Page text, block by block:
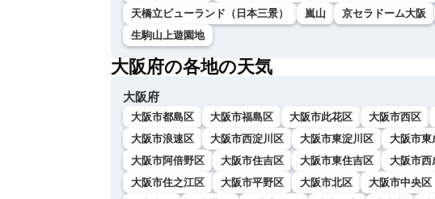
天橋立ビューランド（日本三景）
嵐山 京セラドーム大阪
生駒山上遊園地
大阪府の各地の天気
大阪府
大阪市都島区 大阪市福島区 大阪市此花区 大阪市西区
大阪市浪速区
大阪市西淀川区 大阪市東淀川区 大阪市東
大阪市阿倍野区
大阪市住吉区 大阪市東住吉区 大阪市西
大阪市住之江区
大阪市平野区 大阪市北区 大阪市中央区